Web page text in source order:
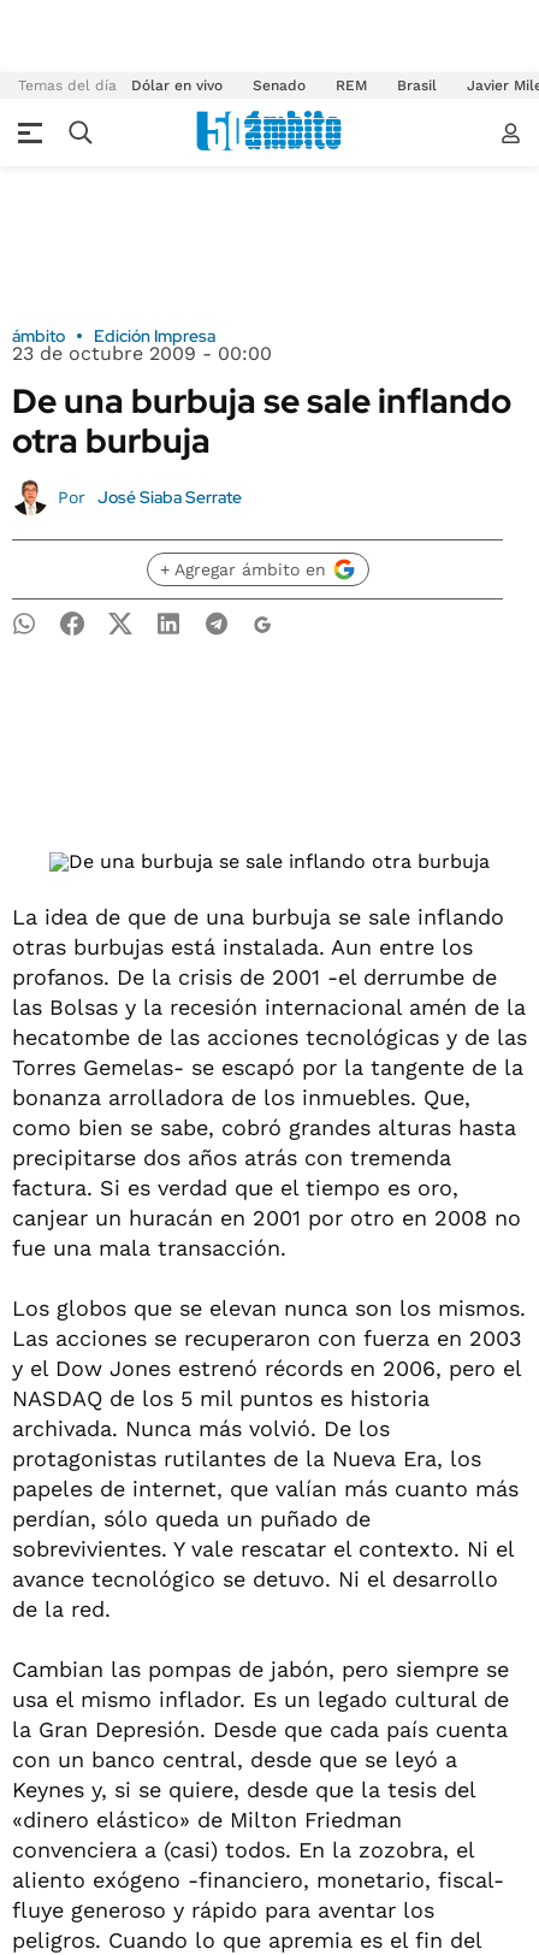
Temas del día Dólar en vivo Senado REM Brasil Javier
ámbito Edición Impresa
23 de octubre 2009 - 00:00
De una burbuja se sale inflando
otra burbuja
Por José Siaba Serrate
+ Agregar ámbito en
La idea de que de una burbuja se sale inflando
otras burbujas está instalada. Aun entre los
profanos. De la crisis de 2001 -el derrumbe de
las Bolsas y la recesión internacional amén de la
hecatombe de las acciones tecnológicas y de las
Torres Gemelas- se escapó por la tangente de la
bonanza arrolladora de los inmuebles. Que,
como bien se sabe, cobró grandes alturas hasta
precipitarse dos años atrás con tremenda
factura. Si es verdad que el tiempo es oro,
canjear un huracán en 2001 por otro en 2008 no
fue una mala transacción.
Los globos que se elevan nunca son los mismos.
Las acciones se recuperaron con fuerza en 2003
y el Dow Jones estrenó récords en 2006, pero el
NASDAQ de los 5 mil puntos es historia
archivada. Nunca más volvió. De los
protagonistas rutilantes de la Nueva Era, los
papeles de internet, que valían más cuanto más
perdían, sólo queda un puñado de
sobrevivientes. Y vale rescatar el contexto. Ni el
avance tecnológico se detuvo. Ni el desarrollo
de la red.
Cambian las pompas de jabón, pero siempre se
usa el mismo inflador. Es un legado cultural de
la Gran Depresión. Desde que cada país cuenta
con un banco central, desde que se leyó a
Keynes y, si se quiere, desde que la tesis del
«dinero elástico» de Milton Friedman
convenciera a (casi) todos. En la zozobra, el
aliento exógeno -financiero, monetario, fiscal-
fluye generoso y rápido para aventar los
peligros. Cuando lo que apremia es el fin del